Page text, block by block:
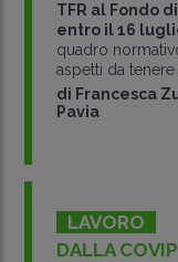
TFR al Fondo
entro il 16
quadro
aspetti da
di Francesca
Pavia
LAVORO
DALLA COVIP